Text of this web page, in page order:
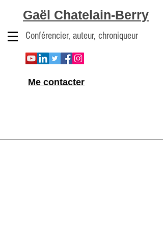
Gaël Chatelain-Berry
Conférencier, auteur, chroniqueur
Me contacter